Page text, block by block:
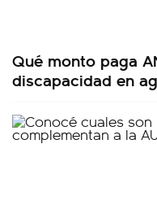
Qué monto paga
discapacidad en